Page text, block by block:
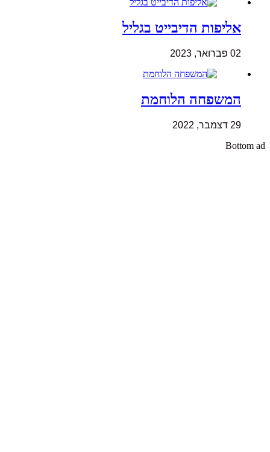
אליפות הדיבייט בגליל
02 פברואר, 2023
המשפחה הלוחמת
29 דצמבר, 2022
Bottom ad